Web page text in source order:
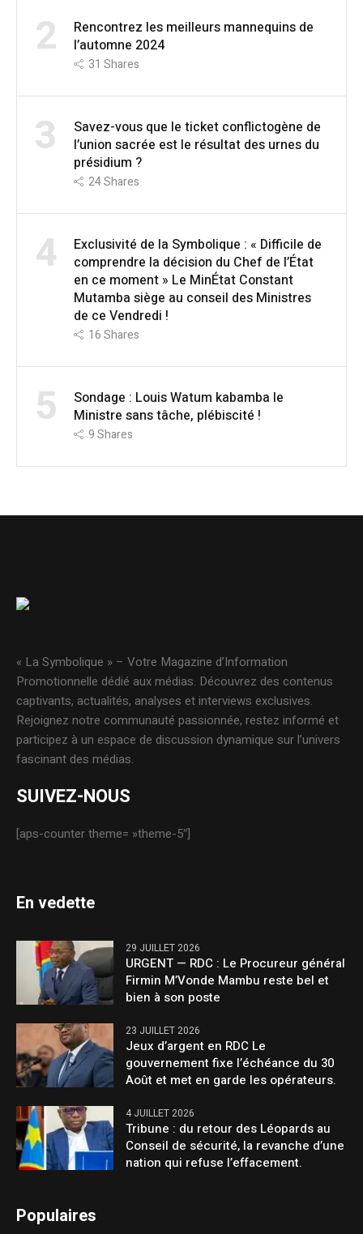
2
Rencontrez les meilleurs mannequins de
l’automne 2024
31 Shares
3
Savez-vous que le ticket conflictogène de
l’union sacrée est le résultat des urnes du
présidium ?
24Shares
4
Exclusivité de la Symbolique : « Difficile de
comprendre la décision du Chef de l’État
en ce moment » Le MinÉtat Constant
Mutamba siège au conseil des Ministres
de ce Vendredi !
16Shares
5
Sondage : Louis Watum kabamba le
Ministre sans tâche, plébiscité !
9Shares
« La Symbolique » – Votre Magazine d’Information
Promotionnelle dédié aux médias. Découvrez des contenus
captivants, actualités, analyses et interviews exclusives.
Rejoignez notre communauté passionnée, restez informé et
participez à un espace de discussion dynamique sur l’univers
fascinant des médias.
SUIVEZ-NOUS
[aps-counter theme= »theme-5″]
En vedette
29 JUILLET 2026
URGENT — RDC : Le Procureur général
Firmin M’Vonde Mambu reste bel et
bien à son poste
23 JUILLET 2026
Jeux d’argent en RDC Le
gouvernement fixe l’échéance du 30
Août et met en garde les opérateurs.
4 JUILLET 2026
Tribune : du retour des Léopards au
Conseil de sécurité, la revanche d’une
nation qui refuse l’effacement.
Populaires